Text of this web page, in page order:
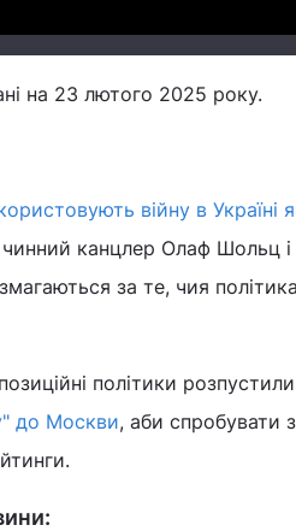
на 23 лютого 2025 року.
війну в Україні
канцлер Олаф Шольц
за те, чия
політики
до Москви, аби спробувати